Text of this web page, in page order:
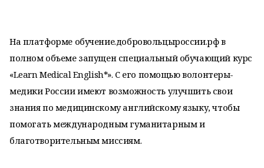
На платформе обучение.добровольцыроссии.рф в
полном объеме запущен специальный обучающий курс
«Learn Medical English*». С его помощью волонтеры-
медики России имеют возможность улучшить свои
знания по медицинскому английскому языку, чтобы
помогать международным гуманитарным и
благотворительным миссиям.